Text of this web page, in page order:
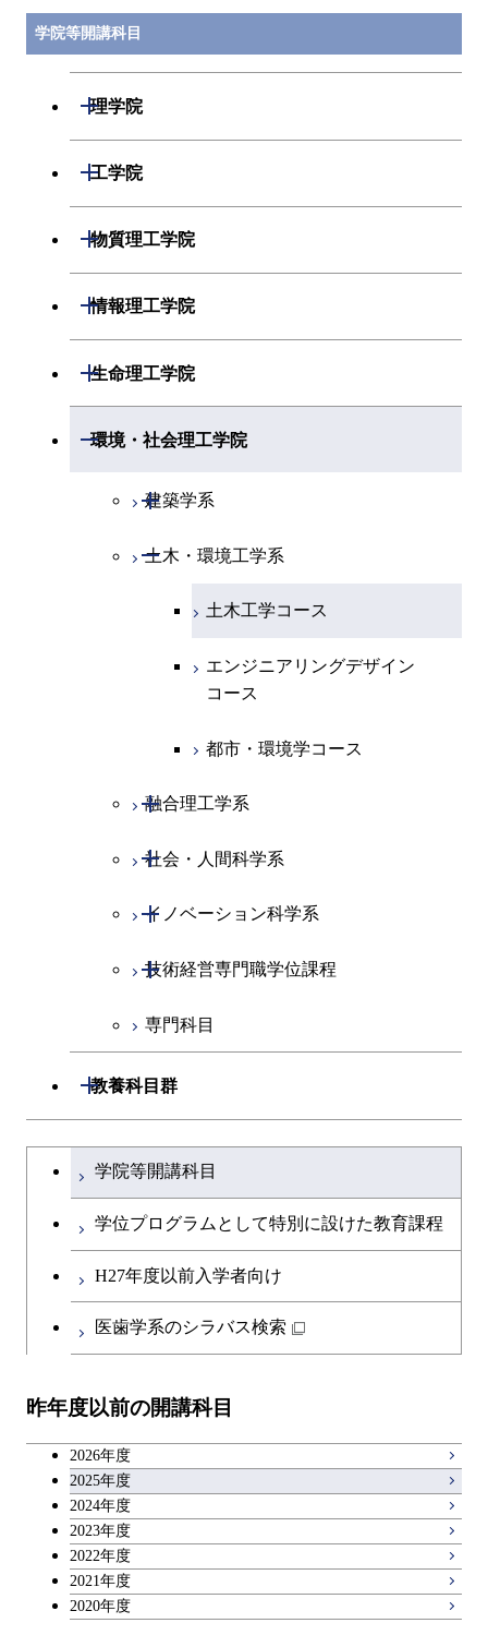
学院等開講科目
理学院
開閉
物理学コース
化学系
開閉
エネルギー・情報コース
物質・情報卓越コース
地球生命コース
専門科目
工学院
開閉
機械系
開閉
エネルギーコース
エンジニアリングデザイン
ース
原子核工学コース
人間医療科学技術コース
システム制御コース
電気電子系
開閉
エネルギーコース
エネルギー・情報コース
ライフエンジニアリングコ
人間医療科学技術コース
物質・情報卓越コース
情報通信コース
エンジニアリングデザイン
ース
人間医療科学技術コース
経営工学系
開閉
経営工学コース
エンジニアリングデザイン
専門科目
物質理工学院
開閉
材料系
開閉
エネルギーコース
ース
原子核工学コース
人間医療科学技術コース
応用化学コース
ース
原子核工学コース
専門科目
情報理工学院
開閉
数理・計算科学系
開閉
ース
知能情報コース
エネルギー・情報コース
生命理工学院
開閉
生命理工学系
開閉
生命理工学コース
ライフエンジニアリングコ
人間医療科学技術コース
物質・情報卓越コース
専門科目
環境・社会理工学院
開閉
建築学系
開閉
建築学コース
エンジニアリングデザイン
都市・環境学コース
土木・環境工学系
開閉
土木工学コース
エンジニアリングデザイン
コース
都市・環境学コース
融合理工学系
開閉
地球環境共創コース
エネルギーコース
エネルギー・情報コース
エンジニアリングデザイン
コース
物質・情報卓越コース
社会・人間科学系
開閉
社会・人間科学コース
イノベーション科学系
開閉
イノベーション科学コース
人間医療科学技術コース
技術経営専門職学位課程
開閉
技術経営専門職学位課程
専門科目
教養科目群
開閉
文系教養科目
英語科目
第二外国語科目
キャリア科目
大学院課程を切り替える
学院等開講科目
学位プログラムとして特別に設けた教育課程
H27年度以前入学者向け
医歯学系のシラバス検索
昨年度以前の開講科目
2026年度
2025年度
2024年度
2023年度
2022年度
2021年度
2020年度